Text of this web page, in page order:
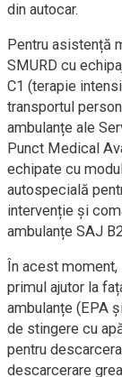
din autocar.
Pentru asistență
SMURD cu
C1 (terapie
transportul
ambulanțe ale
Punct Medical
echipate cu
autospecială
intervenție și
ambulanțe SAJ
În acest
primul ajutor la
ambulanțe (EPA
de stingere cu
pentru
descarcerare